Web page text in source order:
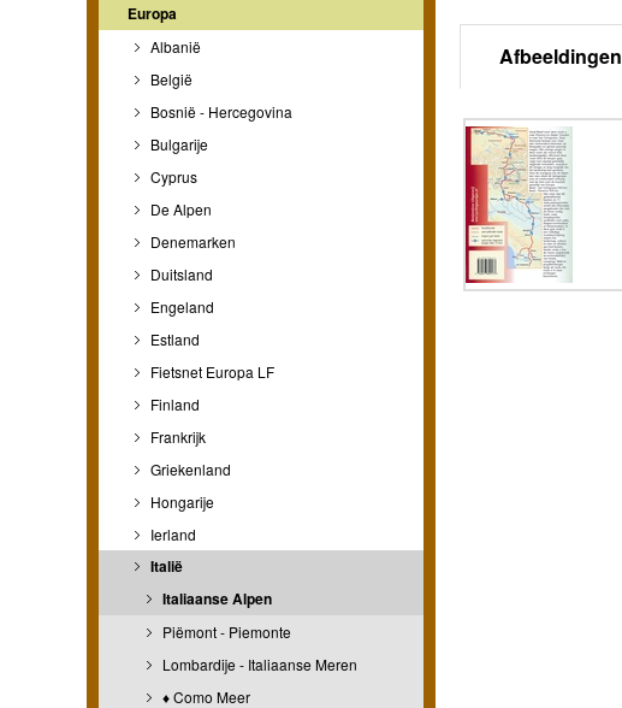
Europa
Albanië
België
Bosnië - Hercegovina
Bulgarije
Cyprus
De Alpen
Denemarken
Duitsland
Engeland
Estland
Fietsnet Europa LF
Finland
Frankrijk
Griekenland
Hongarije
Ierland
Italië
Italiaanse Alpen
Piëmont - Piemonte
Lombardije - Italiaanse Meren
♦ Como Meer
Afbeeldingen